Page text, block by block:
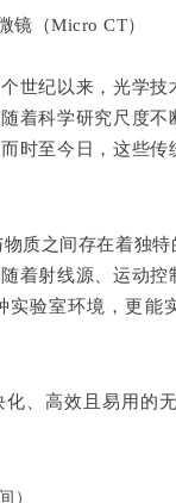
世纪以来，光学技
着科学研究尺度
时至今日，这些
质之间存在着独
着射线源、运动
验室环境，更能
、高效且易用的
）